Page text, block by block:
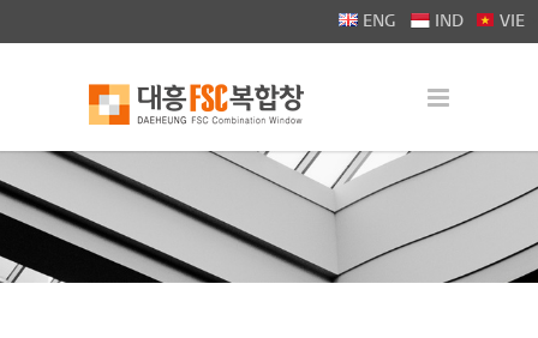
ENG IND VIE